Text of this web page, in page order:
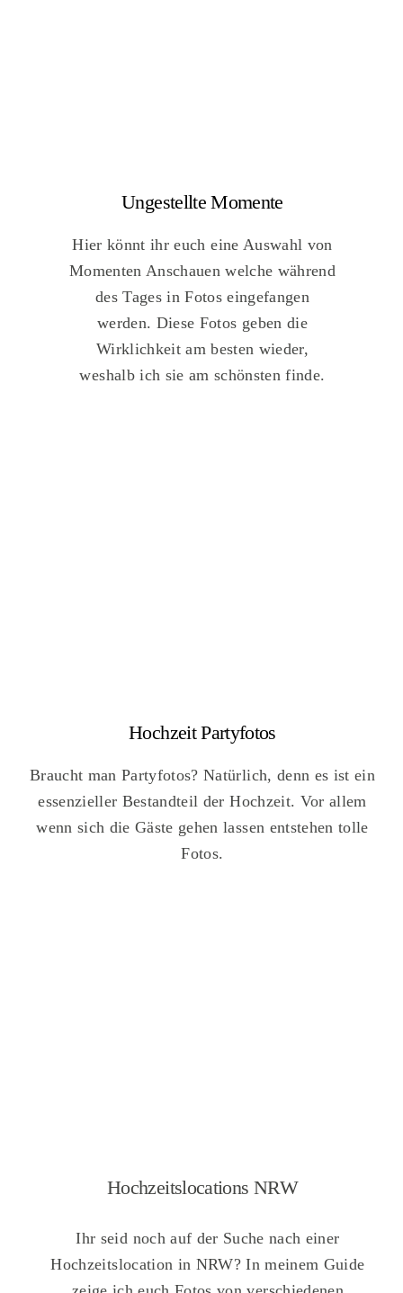
Ungestellte Momente
Hier könnt ihr euch eine Auswahl von
Momenten Anschauen welche während
des Tages in Fotos eingefangen
werden. Diese Fotos geben die
Wirklichkeit am besten wieder,
weshalb ich sie am schönsten finde.
Hochzeit Partyfotos
Hochzeitslocations NRW
Ihr seid noch auf der Suche nach einer
Hochzeitslocation in NRW? In meinem Guide
Braucht man Partyfotos? Natürlich, denn es ist ein
essenzieller Bestandteil der Hochzeit. Vor allem
wenn sich die Gäste gehen lassen entstehen tolle
Fotos.